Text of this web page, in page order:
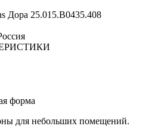
Дора 25.015.B0435.408
форма
для небольших помещений.